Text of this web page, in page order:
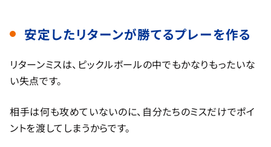
安定したリターンが勝てるプレーを作る
リターンミスは、ピックルボールの中でもかなりもったいな
い失点です。
相手は何も攻めていないのに、自分たちのミスだけでポイ
ントを渡してしまうからです。